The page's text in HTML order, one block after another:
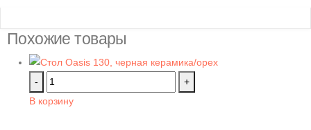
Похожие товары
-
+
В корзину